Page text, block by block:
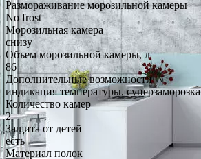
Размораживание морозильной камеры
No frost
Морозильная камера
снизу
Объем морозильной камеры, л
86
Дополнительные возможности
индикация температуры, суперзаморозка
Количество камер
2
Защита от детей
есть
Материал полок